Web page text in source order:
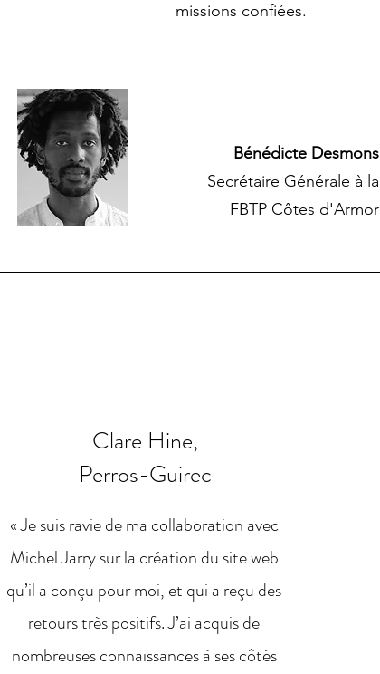
missions confiées.
Bénédicte Desmons
Secrétaire Générale à la
FBTP Côtes d'Armor
Clare Hine,
Perros-Guirec
« Je suis ravie de ma collaboration avec
Michel Jarry sur la création du site web
qu’il a conçu pour moi, et qui a reçu des
retours très positifs. J’ai acquis de
nombreuses connaissances à ses côtés